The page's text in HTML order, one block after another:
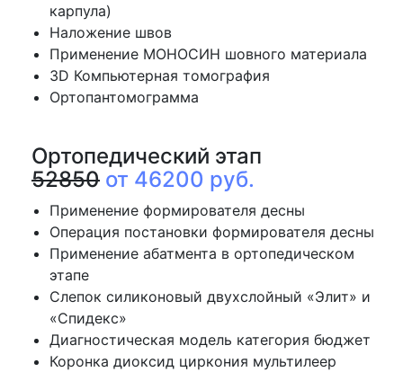
карпула)
Наложение швов
Применение МОНОСИН шовного материала
3D Компьютерная томография
Ортопантомограмма
Ортопедический этап
52850 от 46200 руб.
Применение формирователя десны
Операция постановки формирователя десны
Применение абатмента в ортопедическом
этапе
Слепок силиконовый двухслойный «Элит» и
«Спидекс»
Диагностическая модель категория бюджет
Коронка диоксид циркония мультилеер